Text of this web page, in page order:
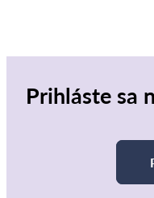
Prihláste sa